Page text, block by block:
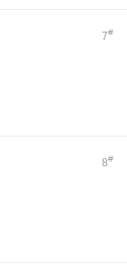
7#
8#